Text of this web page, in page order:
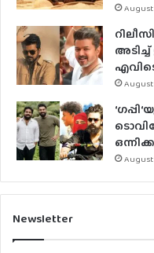
August
August
August
Newsletter